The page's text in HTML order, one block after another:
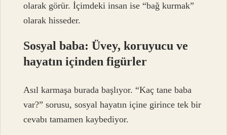
olarak görür. İçimdeki insan ise “bağ kurmak”
olarak hisseder.
Sosyal baba: Üvey, koruyucu ve
hayatın içinden figürler
Asıl karmaşa burada başlıyor. “Kaç tane baba
var?” sorusu, sosyal hayatın içine girince tek bir
cevabı tamamen kaybediyor.